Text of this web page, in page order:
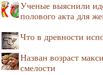
Ученые выяснили
полового акта для
Что в древности
Назван возраст
смелости